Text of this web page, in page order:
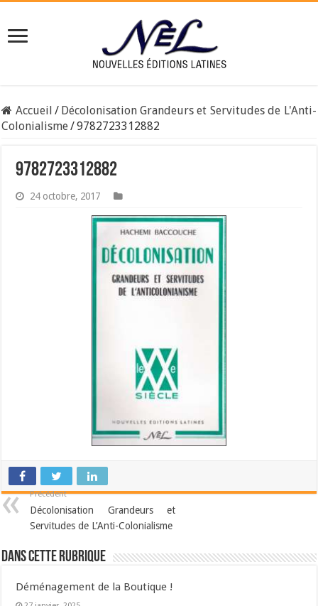
Accueil / Décolonisation Grandeurs et Servitudes de L'Anti-
Colonialisme/9782723312882
9782723312882
24 octobre, 2017
Précédent
Décolonisation Grandeurs et
Servitudes de L’Anti-Colonialisme
Dans cette Rubrique
Déménagement de la Boutique !